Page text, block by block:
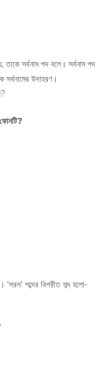
তাকে সর্বনাম পদ বলে। সর্বনাম পদ
উদাহরণ।
শব্দের বিপরীত শব্দ হলো-